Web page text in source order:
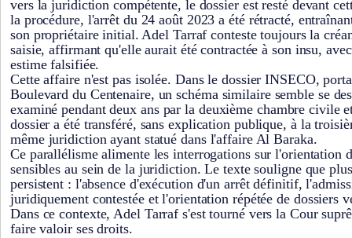
vers la juridiction compétente, le dossier est resté devant
la procédure, l'arrêt du 24 août 2023 a été rétracté,
son propriétaire initial. Adel Tarraf conteste toujours la
saisie, affirmant qu'elle aurait été contractée à son insu,
estime falsifiée.
Cette affaire n'est pas isolée. Dans le dossier INSECO,
Boulevard du Centenaire, un schéma similaire semble se
examiné pendant deux ans par la deuxième chambre civile
dossier a été transféré, sans explication publique, à la
même juridiction ayant statué dans l'affaire Al Baraka.
Ce parallélisme alimente les interrogations sur l'orientation
sensibles au sein de la juridiction. Le texte souligne que
persistent : l'absence d'exécution d'un arrêt définitif,
juridiquement contestée et l'orientation répétée de dossiers
Dans ce contexte, Adel Tarraf s'est tourné vers la Cour
faire valoir ses droits.